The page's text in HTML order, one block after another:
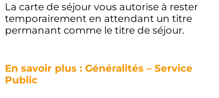
La carte de séjour vous autorise à rester
temporairement en attendant un titre
permanant comme le titre de séjour.
En savoir plus : Généralités – Service
Public